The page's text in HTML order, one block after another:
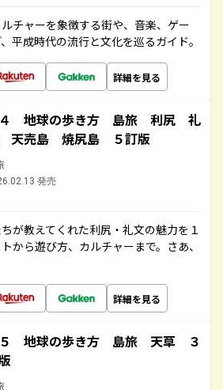
チャーを象徴する街や、音楽、ゲー
平成時代の流行と文化を巡るガイド。
詳細を見る
地球の歩き方 島旅 利尻 礼
天売島 焼尻島 ５訂版
発売
が教えてくれた利尻・礼文の魅力を１
から遊び方、カルチャーまで。さあ、
詳細を見る
地球の歩き方 島旅 天草 ３